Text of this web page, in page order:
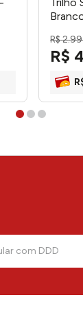
R$2.
R$